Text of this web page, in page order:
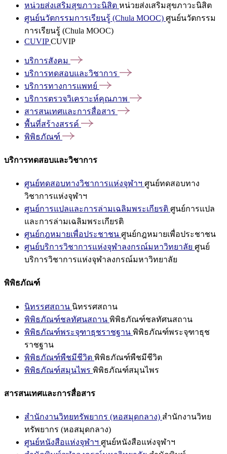
หน่วยส่งเสริมสุขภาวะนิสิต หน่วยส่งเสริมสุขภาวะนิสิต
ศูนย์นวัตกรรมการเรียนรู้ (Chula MOOC) ศูนย์นวัตกรรม
การเรียนรู้ (Chula MOOC)
CUVIPCUVIP
บริการสังคม
บริการทดสอบและวิชาการ
บริการทางการแพทย์
บริการตรวจวิเคราะห์คุณภาพ
สารสนเทศและการสื่อสาร
พื้นที่สร้างสรรค์
พิพิธภัณฑ์
บริการทดสอบและวิชาการ
ศูนย์ทดสอบทางวิชาการแห่งจุฬาฯ ศูนย์ทดสอบทาง
วิชาการแห่งจุฬาฯ
ศูนย์การแปลและการล่ามเฉลิมพระเกียรติ ศูนย์การแปล
และการล่ามเฉลิมพระเกียรติ
ศูนย์กฎหมายเพื่อประชาชน ศูนย์กฎหมายเพื่อประชาชน
ศูนย์บริการวิชาการแห่งจุฬาลงกรณ์มหาวิทยาลัย ศูนย์
บริการวิชาการแห่งจุฬาลงกรณ์มหาวิทยาลัย
พิพิธภัณฑ์
นิทรรศสถาน นิทรรศสถาน
พิพิธภัณฑ์ชลทัศนสถาน พิพิธภัณฑ์ชลทัศนสถาน
พิพิธภัณฑ์พระจุฑาธุชราชฐาน พิพิธภัณฑ์พระจุฑาธุช
ราชฐาน
พิพิธภัณฑ์พืชมีชีวิต พิพิธภัณฑ์พืชมีชีวิต
พิพิธภัณฑ์สมุนไพร พิพิธภัณฑ์สมุนไพร
สารสนเทศและการสื่อสาร
สำนักงานวิทยทรัพยากร (หอสมุดกลาง) สำนักงานวิทย
ทรัพยากร (หอสมุดกลาง)
ศูนย์หนังสือแห่งจุฬาฯ ศูนย์หนังสือแห่งจุฬาฯ